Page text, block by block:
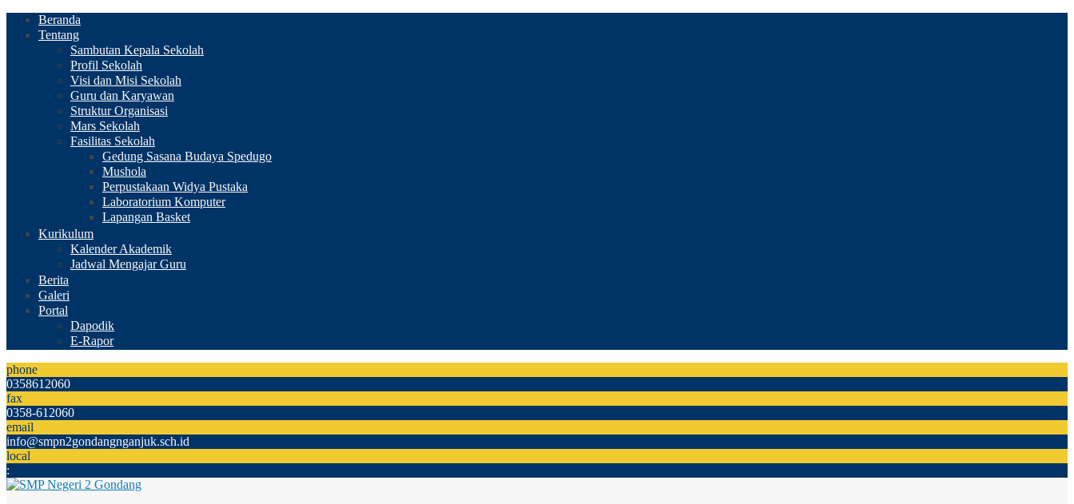
Beranda
Tentang
Sambutan Kepala Sekolah
Profil Sekolah
Visi dan Misi Sekolah
Guru dan Karyawan
Struktur Organisasi
Mars Sekolah
Fasilitas Sekolah
Gedung Sasana Budaya Spedugo
Mushola
Perpustakaan Widya Pustaka
Laboratorium Komputer
Lapangan Basket
Kurikulum
Kalender Akademik
Jadwal Mengajar Guru
Berita
Galeri
Portal
Dapodik
E-Rapor
phone
0358612060
fax
0358-612060
email
info@smpn2gondangnganjuk.sch.id
local
: